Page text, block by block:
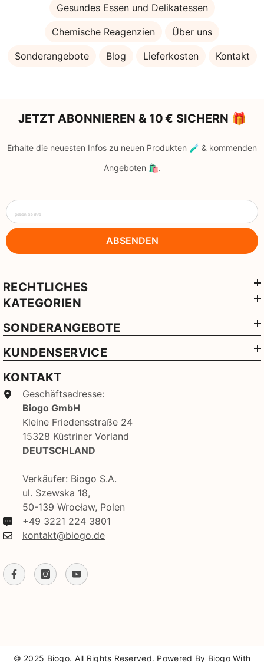
Gesundes Essen und Delikatessen
Chemische Reagenzien Über uns
Sonderangebote Blog Lieferkosten Kontakt
JETZT ABONNIEREN & 10 € SICHERN 🎁
Erhalte die neuesten Infos zu neuen Produkten 🧪 & kommenden
Angeboten 🛍️.
geben sie ihre
ABSENDEN
RECHTLICHES
KATEGORIEN
SONDERANGEBOTE
KUNDENSERVICE
KONTAKT
Geschäftsadresse:
Biogo GmbH
Kleine Friedensstraße 24
15328 Küstriner Vorland
DEUTSCHLAND
Verkäufer: Biogo S.A.
ul. Szewska 18,
50-139 Wrocław, Polen
+49 3221 224 3801
kontakt@biogo.de
© 2025 Biogo. All Rights Reserved. Powered By Biogo With